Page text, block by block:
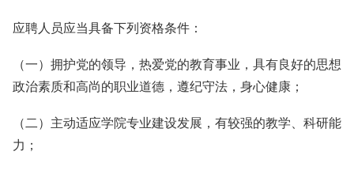
应聘人员应当具备下列资格条件：
（一）拥护党的领导，热爱党的教育事业，具有良好的思想
政治素质和高尚的职业道德，遵纪守法，身心健康；
（二）主动适应学院专业建设发展，有较强的教学、科研能
力；